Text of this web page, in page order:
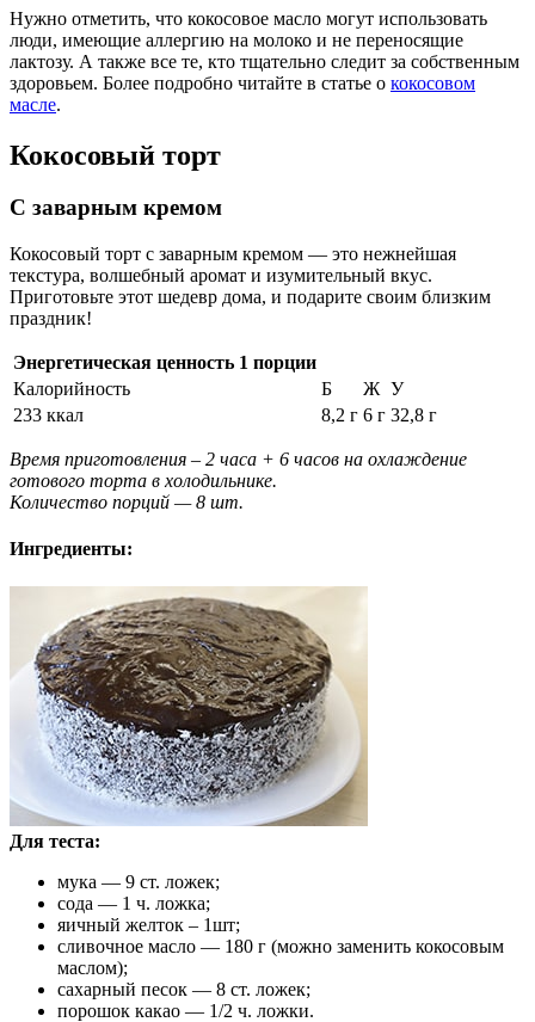
Нужно отметить, что кокосовое масло могут использовать
люди, имеющие аллергию на молоко и не переносящие
лактозу. А также все те, кто тщательно следит за собственным
здоровьем. Более подробно читайте в статье о кокосовом
масле.
Кокосовый торт
С заварным кремом
Кокосовый торт с заварным кремом ― это нежнейшая
текстура, волшебный аромат и изумительный вкус.
Приготовьте этот шедевр дома, и подарите своим близким
праздник!
Энергетическая ценность 1 порции
Калорийность
Б Ж У
233 ккал
8,2 г 6 г 32,8 г
Время приготовления – 2 часа + 6 часов на охлаждение
готового торта в холодильнике.
Количество порций — 8 шт.
Ингредиенты:
Для теста:
мука — 9 ст. ложек;
сода — 1 ч. ложка;
яичный желток – 1шт;
сливочное масло — 180 г (можно заменить кокосовым
маслом);
сахарный песок — 8 ст. ложек;
порошок какао — 1/2 ч. ложки.